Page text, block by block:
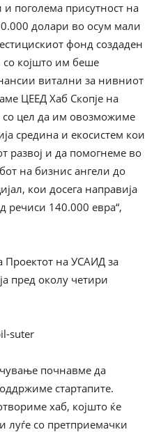
поголема присутност на
долари во осум мали
фонд создаден
со којшто им беше
витални за нивниот
ЦЕЕД Хаб Скопје на
со цел да им овозможиме
средина и екосистем кои
развој и да помогнеме во
на бизнис ангели до
кои досега направија
речиси 140.000 евра“,
Проектот на УСАИД за
пред околу четири
почнавме да
стартапите.
хаб, којшто ќе
луѓе со претприемачки